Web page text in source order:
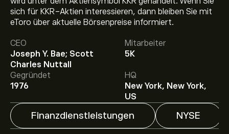
sich für KKR-Aktien interessieren, dann bleiben Sie mit
eToro über aktuelle Börsenpreise informiert.
CEO
Joseph Y. Bae; Scott
Charles Nuttall
Mitarbeiter
5K
Gegründet
1976
HQ
New York, New York,
US
Finanzdienstleistungen NYSE
Aktueller KKR Aktienkurs liegt bei 102.81‎$‎.
Das durchschnittliche Kursziel für KKR & Co LP liegt bei
102.81‎$‎. Registrieren Sie sich bei eToro
Analystenprognosen und Kursziele zu erhalten.
Analysten erstellen Prognosen für KKR & Co LP
basierend auf Markttrends, Finanzberichten und
erwartetem Wachstum. Hier finden Sie die aktuellen
Prognosen für die weitere Kursentwicklung.